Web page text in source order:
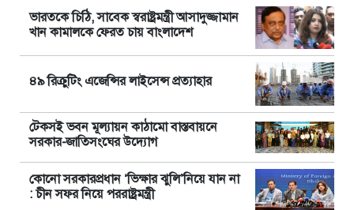
ভারতকে চিঠি, সাবেক স্বরাষ্ট্রমন্ত্রী আসাদুজ্জামান
খান কামালকে ফেরত চায় বাংলাদেশ
৪৯ রিক্রুটিং এজেন্সির লাইসেন্স প্রত্যাহার
টেকসই ভবন মূল্যায়ন কাঠামো বাস্তবায়নে
সরকার-জাতিসংঘের উদ্যোগ
কোনো সরকারপ্রধান ‘ভিক্ষার ঝুলি’নিয়ে যান না
: চীন সফর নিয়ে পররাষ্ট্রমন্ত্রী